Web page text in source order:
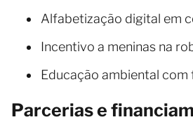
Alfabetização digital em
Incentivo a meninas na
Educação ambiental
Parcerias e